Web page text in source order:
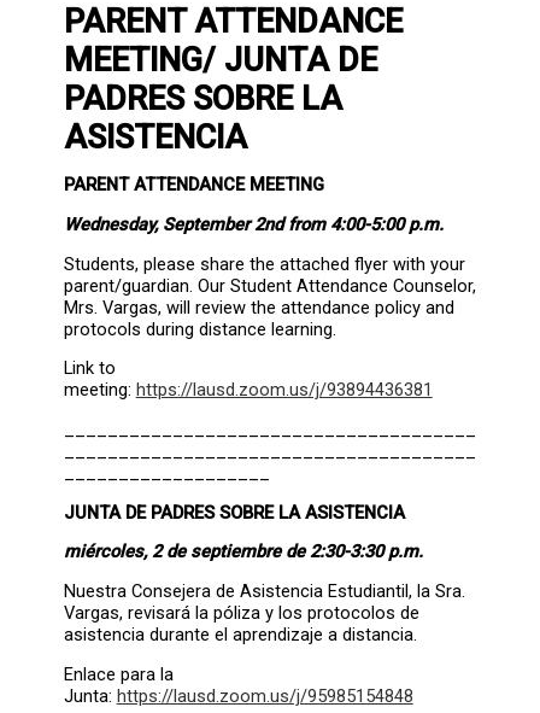
PARENT ATTENDANCE
MEETING/ JUNTA DE
PADRES SOBRE LA
ASISTENCIA
PARENT ATTENDANCE MEETING
Wednesday, September 2nd from 4:00-5:00 p.m.
Students, please share the attached flyer with your
parent/guardian. Our Student Attendance Counselor,
Mrs. Vargas, will review the attendance policy and
protocols during distance learning.
Link to
meeting: https://lausd.zoom.us/j/93894436381
JUNTA DE PADRES SOBRE LA ASISTENCIA
miércoles, 2 de septiembre de 2:30-3:30 p.m.
Nuestra Consejera de Asistencia Estudiantil, la Sra.
Vargas, revisará la póliza y los protocolos de
asistencia durante el aprendizaje a distancia.
Enlace para la
Junta: https://lausd.zoom.us/j/95985154848